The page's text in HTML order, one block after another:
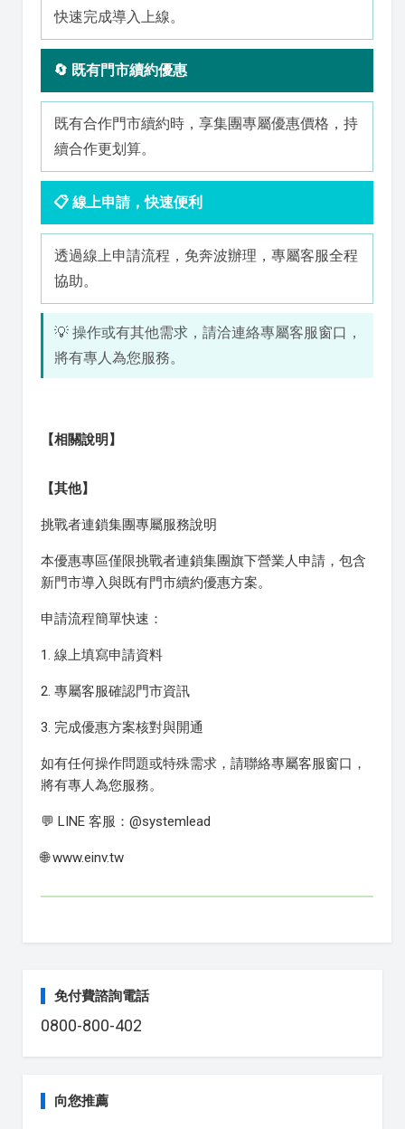
快速完成導入上線。
🔄 既有門市續約優惠
既有合作門市續約時，享集團專屬優惠價格，持
續合作更划算。
📋 線上申請，快速便利
透過線上申請流程，免奔波辦理，專屬客服全程
協助。
💡 操作或有其他需求，請洽連絡專屬客服窗口，
將有專人為您服務。
【相關說明】
【其他】
挑戰者連鎖集團專屬服務說明
本優惠專區僅限挑戰者連鎖集團旗下營業人申請，包含
新門市導入與既有門市續約優惠方案。
申請流程簡單快速：
1. 線上填寫申請資料
2. 專屬客服確認門市資訊
3. 完成優惠方案核對與開通
如有任何操作問題或特殊需求，請聯絡專屬客服窗口，
將有專人為您服務。
💬 LINE 客服：@systemlead
🌐 www.einv.tw
免付費諮詢電話
0800-800-402
向您推薦